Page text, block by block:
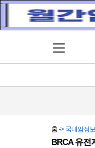
메뉴 열기
홈 -> 국내암정보
BRCA 유전